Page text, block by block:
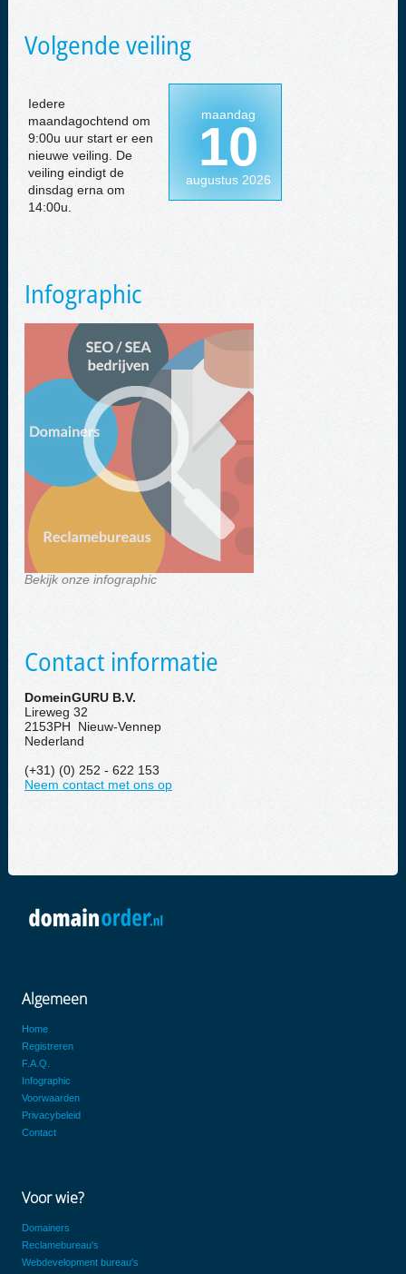
Volgende veiling
Iedere
maandagochtend om
9:00u uur start er een
nieuwe veiling. De
veiling eindigt de
dinsdag erna om
14:00u.
maandag
10
augustus 2026
Infographic
Bekijk onze infographic
Contact informatie
DomeinGURU B.V.
Lireweg 32
2153PH Nieuw-Vennep
Nederland
(+31) (0) 252 - 622 153
Neem contact met ons op
Algemeen
Home
Registreren
F.A.Q.
Infographic
Voorwaarden
Privacybeleid
Contact
Voor wie?
Domainers
Reclamebureau's
Webdevelopment bureau's